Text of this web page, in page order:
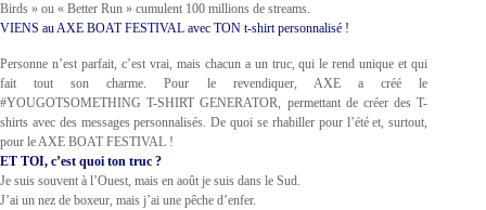
Birds » ou « Better Run » cumulent 100 millions de streams.
VIENS au AXE BOAT FESTIVAL avec TON t-shirt personnalisé !
Personne n’est parfait, c’est vrai, mais chacun a un truc, qui le rend unique et qui
fait tout son charme. Pour le revendiquer, AXE a créé le
#YOUGOTSOMETHING T-SHIRT GENERATOR, permettant de créer des T-
shirts avec des messages personnalisés. De quoi se rhabiller pour l’été et, surtout,
pour le AXE BOAT FESTIVAL !
ET TOI, c’est quoi ton truc ?
Je suis souvent à l’Ouest, mais en août je suis dans le Sud.
J’ai un nez de boxeur, mais j’ai une pêche d’enfer.